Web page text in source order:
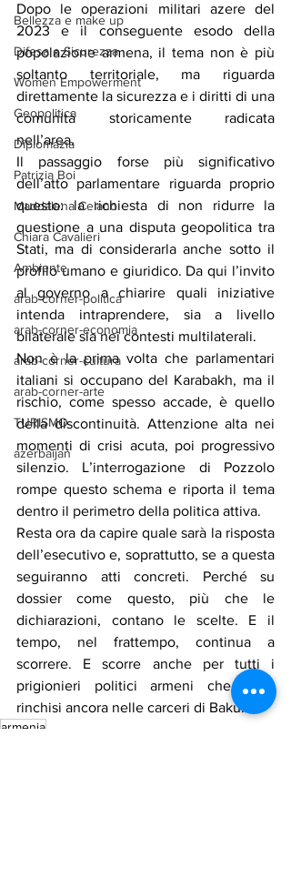
Bellezza e make up
Difesa e Sicurezza
Women Empowerment
Geopolitica
Diplomazia
Patrizia Boi
Maddalena Celano
Chiara Cavalieri
Ambiente
arab-corner-politica
arab-corner-economia
arab-corner-cultura
arab-corner-arte
TURISMO
azerbaijan
Dopo le operazioni militari azere del
2023 e il conseguente esodo della
popolazione armena, il tema non è più
soltanto territoriale, ma riguarda
direttamente la sicurezza e i diritti di una
comunità storicamente radicata
nell’area.
Il passaggio forse più significativo
dell’atto parlamentare riguarda proprio
questo: la richiesta di non ridurre la
questione a una disputa geopolitica tra
Stati, ma di considerarla anche sotto il
profilo umano e giuridico. Da qui l’invito
al governo a chiarire quali iniziative
intenda intraprendere, sia a livello
bilaterale sia nei contesti multilaterali.
Non è la prima volta che parlamentari
italiani si occupano del Karabakh, ma il
rischio, come spesso accade, è quello
della discontinuità. Attenzione alta nei
momenti di crisi acuta, poi progressivo
silenzio. L’interrogazione di Pozzolo
rompe questo schema e riporta il tema
dentro il perimetro della politica attiva.
Resta ora da capire quale sarà la risposta
dell’esecutivo e, soprattutto, se a questa
seguiranno atti concreti. Perché su
dossier come questo, più che le
dichiarazioni, contano le scelte. E il
tempo, nel frattempo, continua a
scorrere. E scorre anche per tutti i
prigionieri politici armeni che sono
rinchisi ancora nelle carceri di Baku.
armenia